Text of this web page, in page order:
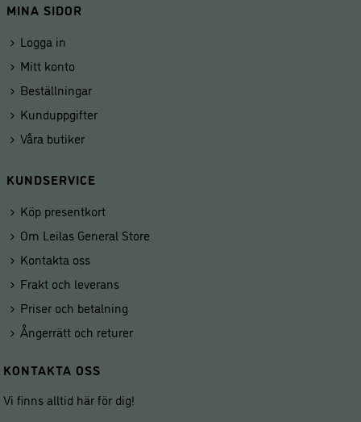
MINA SIDOR
Logga in
Mitt konto
Beställningar
Kunduppgifter
Våra butiker
KUNDSERVICE
Köp presentkort
Om Leilas General Store
Kontakta oss
Frakt och leverans
Priser och betalning
Ångerrätt och returer
KONTAKTA OSS
Vi finns alltid här för dig!